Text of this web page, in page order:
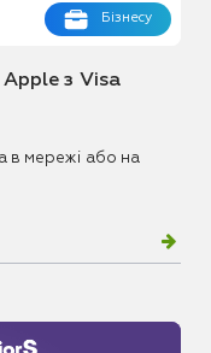
Бізнесу
з Visa
в мережі або на